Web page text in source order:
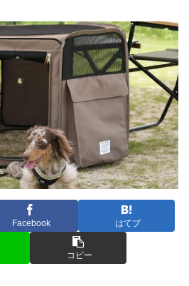
Facebook はてブ
コピー